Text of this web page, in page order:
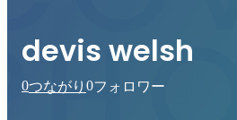
devis welsh
0つながり 0フォロワー